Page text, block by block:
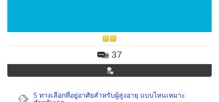
37
5 ทางเลือกที่อยู่อาศัยสำหรับผู้สูงอายุ แบบไหนเหมาะ